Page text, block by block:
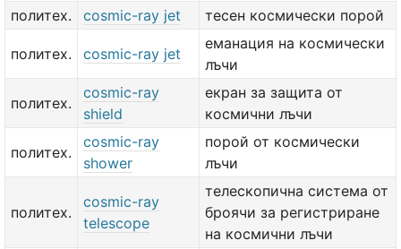
политех. cosmic-ray jet тесен космически порой
политех. cosmic-ray jet
еманация на космически
лъчи
политех.
cosmic-ray
shield
екран за защита от
космични лъчи
политех.
cosmic-ray
shower
порой от космически
лъчи
политех.
cosmic-ray
telescope
телескопична система от
броячи за регистриране
на космични лъчи